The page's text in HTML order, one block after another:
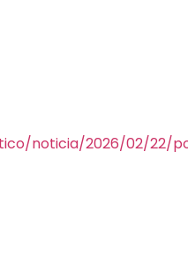
noticia/2026/02/22/